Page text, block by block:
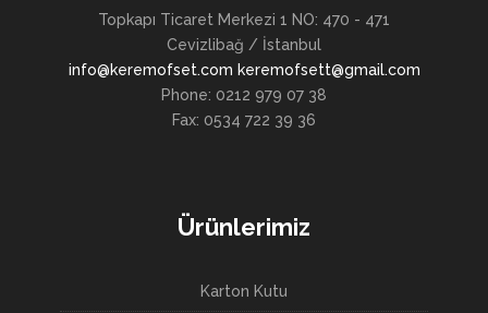
Topkapı Ticaret Merkezi 1 NO: 470 - 471
Cevizlibağ / İstanbul
info@keremofset.com keremofsett@gmail.com
Phone: 0212 979 07 38
Fax: 0534 722 39 36
Ürünlerimiz
Karton Kutu